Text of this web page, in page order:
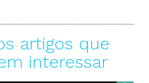
artigos que
interessar